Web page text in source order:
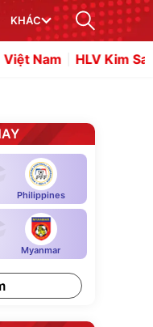
KHÁC
Kim Sang Sik muốn
Philippines
Myanmar